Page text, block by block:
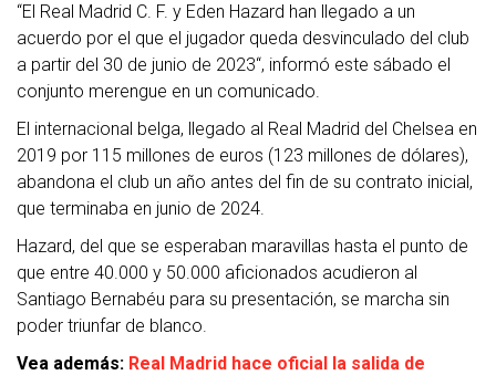
“El Real Madrid C. F. y Eden Hazard han llegado a un
acuerdo por el que el jugador queda desvinculado del club
a partir del 30 de junio de 2023“, informó este sábado el
conjunto merengue en un comunicado.
El internacional belga, llegado al Real Madrid del Chelsea en
2019 por 115 millones de euros (123 millones de dólares),
abandona el club un año antes del fin de su contrato inicial,
que terminaba en junio de 2024.
Hazard, del que se esperaban maravillas hasta el punto de
que entre 40.000 y 50.000 aficionados acudieron al
Santiago Bernabéu para su presentación, se marcha sin
poder triunfar de blanco.
Vea además: Real Madrid hace oficial la salida de